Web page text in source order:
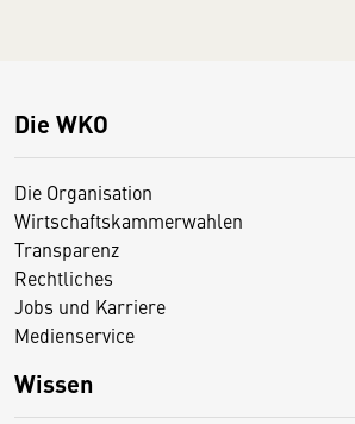
Die WKO
Die Organisation
Wirtschaftskammerwahlen
Transparenz
Rechtliches
Jobs und Karriere
Medienservice
Wissen